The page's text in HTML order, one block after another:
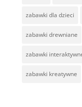
zabawki dla dzieci
zabawki drewniane
zabawki
zabawki kreatywne